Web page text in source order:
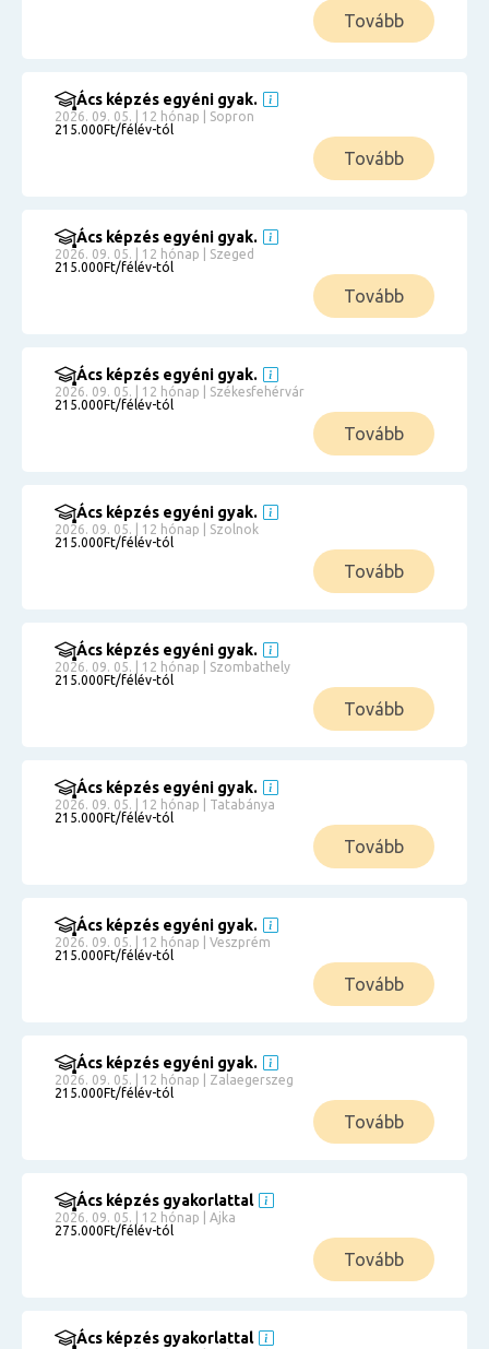
Tovább
Ács képzés egyéni gyak.
2026. 09. 05. | 12 hónap | Sopron
215.000Ft/félév-tól
Tovább
Ács képzés egyéni gyak.
2026. 09. 05. | 12 hónap | Szeged
215.000Ft/félév-tól
Tovább
Ács képzés egyéni gyak.
2026. 09. 05. | 12 hónap | Székesfehérvár
215.000Ft/félév-tól
Tovább
Ács képzés egyéni gyak.
2026. 09. 05. | 12 hónap | Szolnok
215.000Ft/félév-tól
Tovább
Ács képzés egyéni gyak.
2026. 09. 05. | 12 hónap | Szombathely
215.000Ft/félév-tól
Tovább
Ács képzés egyéni gyak.
2026. 09. 05. | 12 hónap | Tatabánya
215.000Ft/félév-tól
Tovább
Ács képzés egyéni gyak.
2026. 09. 05. | 12 hónap | Veszprém
215.000Ft/félév-tól
Tovább
Ács képzés egyéni gyak.
2026. 09. 05. | 12 hónap | Zalaegerszeg
215.000Ft/félév-tól
Tovább
Ács képzés gyakorlattal
2026. 09. 05. | 12 hónap | Ajka
275.000Ft/félév-tól
Tovább
Ács képzés gyakorlattal